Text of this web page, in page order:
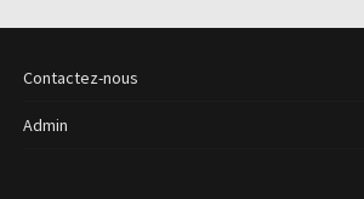
Contactez-nous
Admin